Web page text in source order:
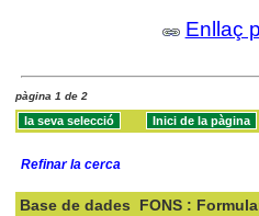
Enllaç
pàgina 1 de 2
Refinar la cerca
Base de dades FONS :